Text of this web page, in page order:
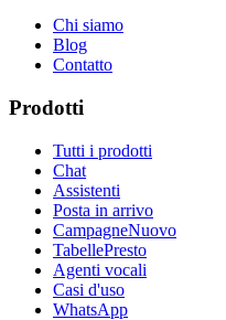
Chi siamo
Blog
Contatto
Prodotti
Tutti i prodotti
Chat
Assistenti
Posta in arrivo
CampagneNuovo
TabellePresto
Agenti vocali
Casi d'uso
WhatsApp